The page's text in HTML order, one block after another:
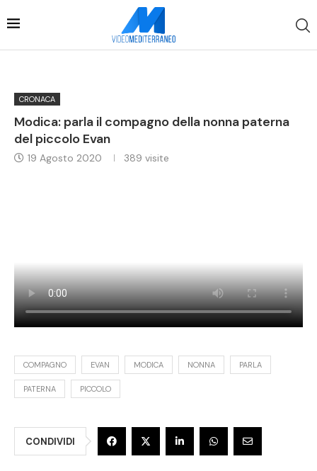
CRONACA
Modica: parla il compagno della nonna paterna
del piccolo Evan
19 Agosto 2020 389 visite
COMPAGNO EVAN MODICA NONNA PARLA
PATERNA PICCOLO
CONDIVIDI